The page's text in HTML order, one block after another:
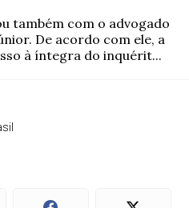
também com o advogado
De acordo com ele, a
à íntegra do inquérit...